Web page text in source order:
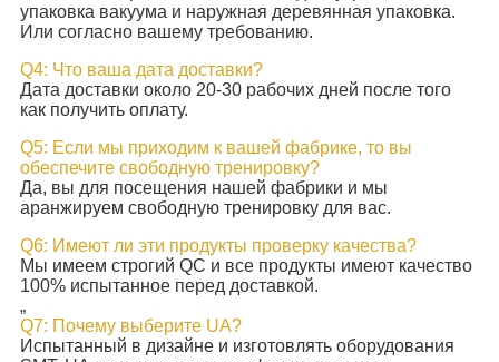
упаковка вакуума и наружная деревянная упаковка.
Или согласно вашему требованию.
Q4: Что ваша дата доставки?
Дата доставки около 20-30 рабочих дней после того
как получить оплату.
Q5: Если мы приходим к вашей фабрике, то вы
обеспечите свободную тренировку?
Да, вы для посещения нашей фабрики и мы
аранжируем свободную тренировку для вас.
Q6: Имеют ли эти продукты проверку качества?
Мы имеем строгий QC и все продукты имеют качество
100% испытанное перед доставкой.
„
Q7: Почему выберите UA?
Испытанный в дизайне и изготовлять оборудования